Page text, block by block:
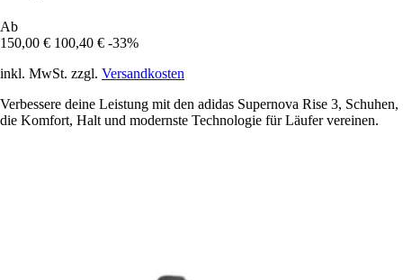
Ab
150,00 € 100,40 € -33%
inkl. MwSt. zzgl. Versandkosten
Verbessere deine Leistung mit den adidas Supernova Rise 3, Schuhen,
die Komfort, Halt und modernste Technologie für Läufer vereinen.